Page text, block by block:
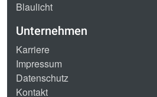
Blaulicht
Unternehmen
Karriere
Impressum
Datenschutz
Kontakt